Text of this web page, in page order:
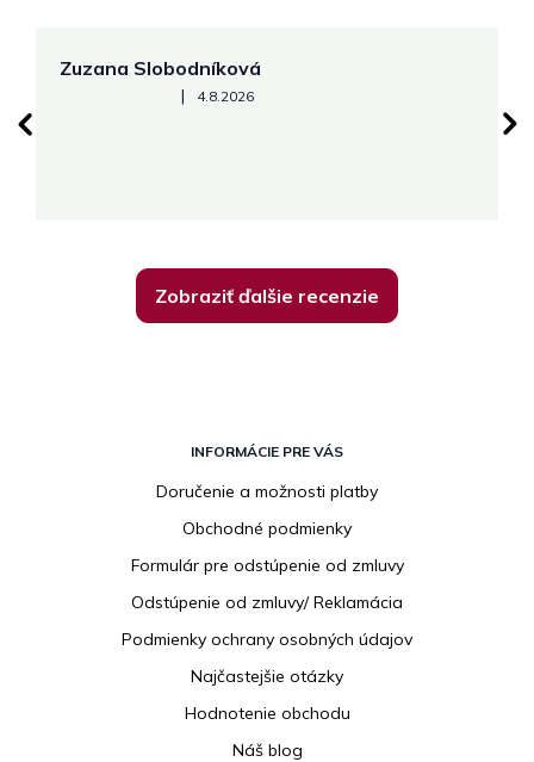
Zuzana Slobodníková
Hodnotenie obchodu je 5 z 5 hviezdičiek.
| 4.8.2026
Zobraziť ďalšie recenzie
INFORMÁCIE PRE VÁS
Doručenie a možnosti platby
Obchodné podmienky
Formulár pre odstúpenie od zmluvy
Odstúpenie od zmluvy/ Reklamácia
Podmienky ochrany osobných údajov
Najčastejšie otázky
Hodnotenie obchodu
Náš blog